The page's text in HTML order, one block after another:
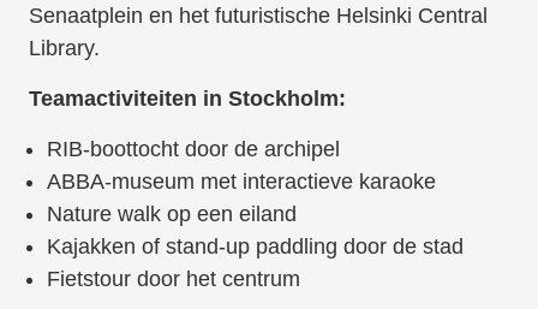
Senaatplein en het futuristische Helsinki Central
Library.
Teamactiviteiten in Stockholm:
RIB-boottocht door de archipel
ABBA-museum met interactieve karaoke
Nature walk op een eiland
Kajakken of stand-up paddling door de stad
Fietstour door het centrum